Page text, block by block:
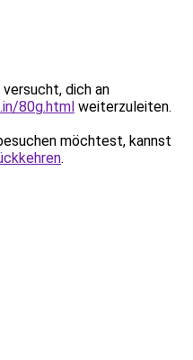
dich an
80g.html weiterzuleiten.
möchtest, kannst
.